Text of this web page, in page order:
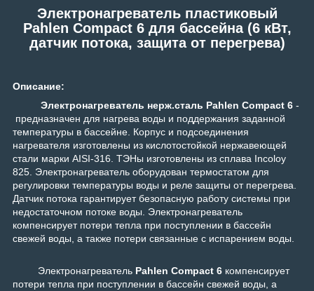
Электронагреватель пластиковый
Pahlen Compact 6 для бассейна (6 кВт,
датчик потока, защита от перегрева)
Описание:
Электронагреватель нерж.сталь Pahlen Compact 6 -
предназначен для нагрева воды и поддержания заданной
температуры в бассейне. Корпус и подсоединения
нагревателя изготовлены из кислотостойкой нержавеющей
стали марки AISI-316. ТЭНы изготовлены из сплава Incoloy
825. Электронагреватель оборудован термостатом для
регулировки температуры воды и реле защиты от перегрева.
Датчик потока гарантирует безопасную работу системы при
недостаточном потоке воды. Электронагреватель
компенсирует потери тепла при поступлении в бассейн
свежей воды, а также потери связанные с испарением воды.
Электронагреватель Pahlen Compact 6 компенсирует
потери тепла при поступлении в бассейн свежей воды, а